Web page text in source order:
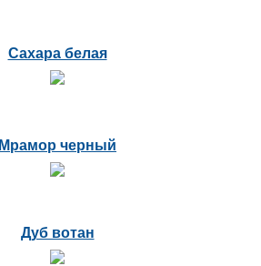
Сахара белая
Мрамор черный
Дуб вотан